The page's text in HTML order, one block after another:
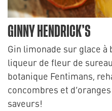
GINNY HENDRICK’S
Gin limonade sur glace à
liqueur de fleur de
botanique Fentimans,
concombres et
saveurs!